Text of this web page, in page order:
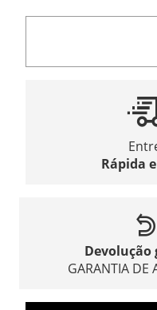
Rápida
GARANTIA DE